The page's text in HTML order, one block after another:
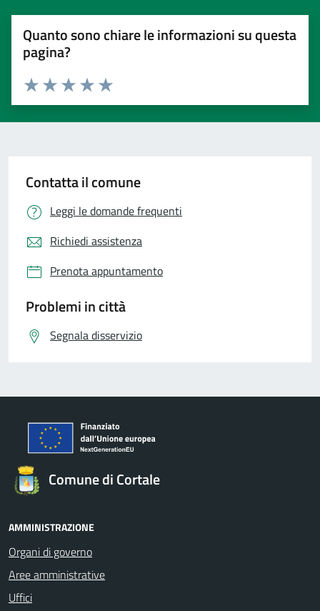
Quanto sono chiare le informazioni su questa
pagina?
Valuta 5 stelle su 5
Valuta 4 stelle su 5
Valuta 3 stelle su 5
Valuta 2 stelle su 5
Valuta 1 stelle su 5
Contatta il comune
Leggi le domande frequenti
Richiedi assistenza
Prenota appuntamento
Problemi in città
Segnala disservizio
Comune di Cortale
AMMINISTRAZIONE
Organi di governo
Aree amministrative
Uffici